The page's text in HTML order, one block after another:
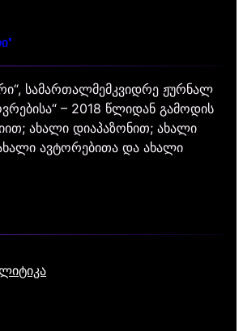
სამართალმემკვიდრე ჟურნალ
– 2018 წლიდან გამოდის
ახალი დიაპაზონით; ახალი
ავტორებითა და ახალი